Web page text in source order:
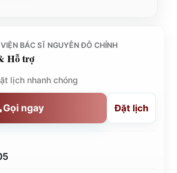
BÁC SĨ NGUYỄN ĐỖ CHỈNH
Hỗ trợ
lịch nhanh chóng
Gọi ngay Đặt lịch